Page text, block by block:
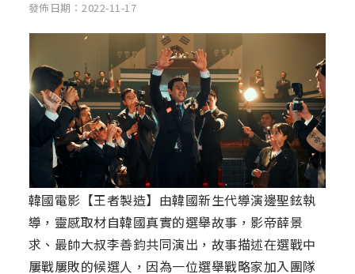
發佈日期：2022-11-17
韓國電影【王者製造】由韓國新生代導演邊聖鉉執
導，靈感取材自韓國真實的選舉故事，影帝薛景
求、最帥大叔李善鈞共同演出，故事描述在選戰中
屢戰屢敗的候選人，因為一位選舉戰略家加入團隊